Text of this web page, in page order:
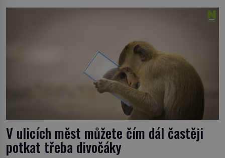
premiéru ve čtvrtek 29. února ve 20:00 na televizní
V ulicích měst můžete čím dál častěji
potkat třeba divočáky